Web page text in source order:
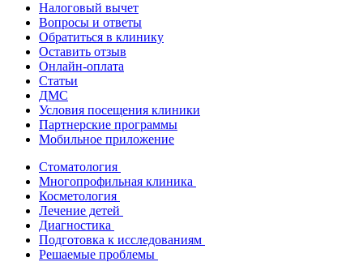
Налоговый вычет
Вопросы и ответы
Обратиться в клинику
Оставить отзыв
Онлайн-оплата
Статьи
ДМС
Условия посещения клиники
Партнерские программы
Мобильное приложение
Стоматология
Многопрофильная клиника
Косметология
Лечение детей
Диагностика
Подготовка к исследованиям
Решаемые проблемы